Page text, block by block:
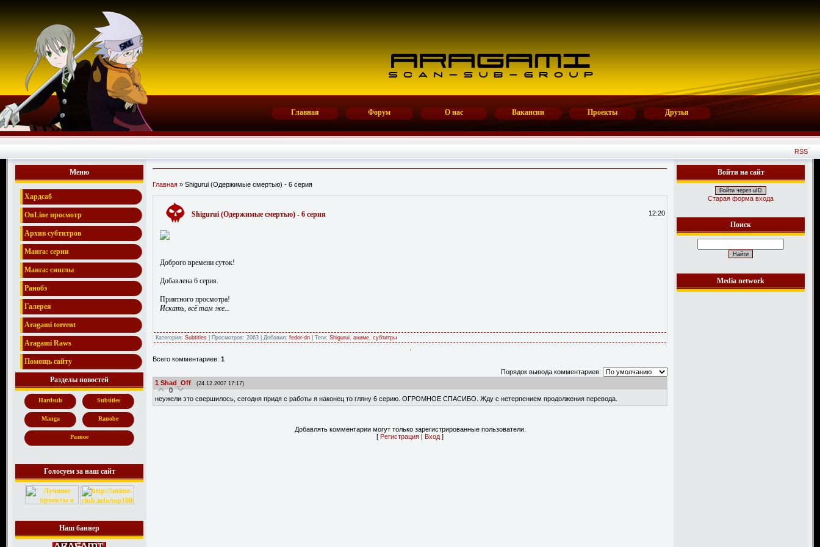
Главная Форум О нас Вакансии Проекты Друзья
RSS
Меню
Хардсаб
OnLine просмотр
Архив субтитров
Манга: серии
Манга: синглы
Ранобэ
Галерея
Aragami torrent
Aragami Raws
Помощь сайту
Разделы новостей
Hardsub Subtitles
Manga Ranobe
Разное
Голосуем за наш сайт
Наш баннер
Главная » Shigurui (Одержимые смертью) - 6 серия
Shigurui (Одержимые смертью) - 6 серия 12:20
Доброго времени суток!
Добавлена 6 серия.
Приятного просмотра!
Искать, всё там же...
Категория: Subtitles | Просмотров: 2063 | Добавил: fedor-dn | Теги: Shigurui аниме субтитры
Всего комментариев: 1
Порядок вывода комментариев:
1 Shad_Off (24.12.2007 17:17)
0
неужели это свершилось, сегодня придя с работы я наконец то гляну 6 серию. ОГРОМНОЕ СПАСИБО. Жду с нетерпением продолжения перевода.
Добавлять комментарии могут только зарегистрированные пользователи.
[ Регистрация | Вход ]
Войти на сайт
Войти через uID
Старая форма входа
Поиск
Media network